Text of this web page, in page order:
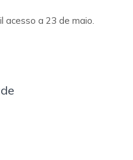
acesso a 23 de maio.